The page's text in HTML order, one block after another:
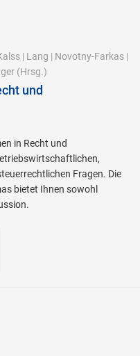
| Lang | Novotny-Farkas |
(Hrsg.)
und
in Recht und
Fragen. Die
bietet Ihnen sowohl